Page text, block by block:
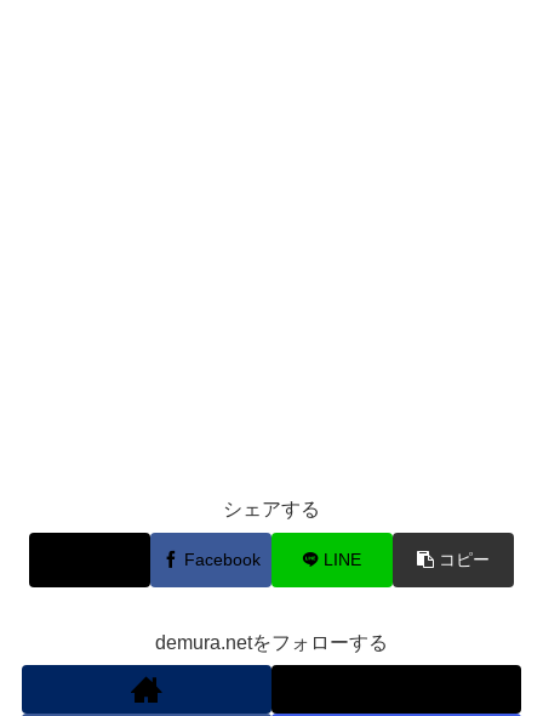
シェアする
Facebook LINE コピー
demura.netをフォローする